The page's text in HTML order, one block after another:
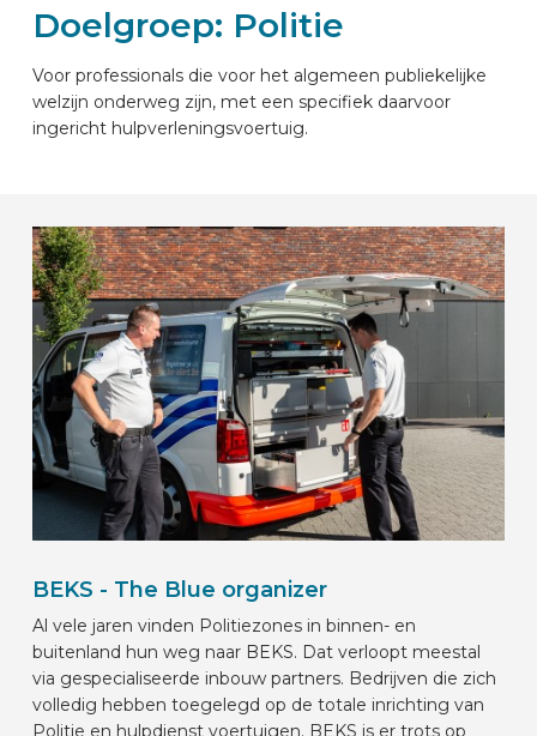
AUTOMERKEN
CONTACT
NL
Doelgroep: Politie
Voor professionals die voor het algemeen publiekelijke
welzijn onderweg zijn, met een specifiek daarvoor
ingericht hulpverleningsvoertuig.
BEKS - The Blue organizer
Al vele jaren vinden Politiezones in binnen- en
buitenland hun weg naar BEKS. Dat verloopt meestal
via gespecialiseerde inbouw partners. Bedrijven die zich
volledig hebben toegelegd op de totale inrichting van
Politie en hulpdienst voertuigen. BEKS is er trots op